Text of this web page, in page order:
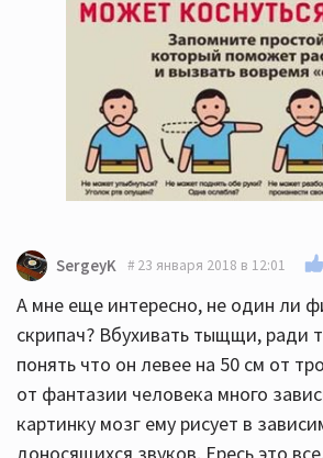
SergeyK 23 января 2018 в 12:01
А мне еще интересно, не один ли
скрипач? Вбухивать тыщщи, ради
понять что он левее на 50 см от
от фантазии человека много
картинку мозг ему рисует в
доносящихся звуков. Ересь это все.